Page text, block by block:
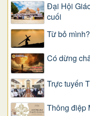
Đại Hội
cuối
Từ bỏ mình?
Có dừng
Trực tuyến
Thông điệp